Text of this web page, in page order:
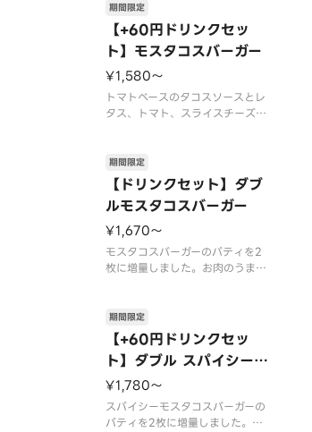
9月上旬頃までの販売予定】※店
舗によっては、期間内に販売を終
了する場合がございます。※チー
ズは工場で加熱加工をしていま
す。※商品には『
【+60円ドリンクセッ
ト】モスタコスバーガー
期間限定
¥1,580〜
トマトベースのタコスソースとレ
タス、トマト、スライスチーズを
ツなどの野菜を加え、数種類のス
パイスを使用し、食欲をそそるソ
ースに仕立てました。【2026年
7月15日（水）〜2026年9月上
旬頃までの販売
【ドリンクセット】ダブ
ルモスタコスバーガー
期間限定
¥1,670〜
モスタコスバーガーのパティを2
枚に増量しました。お肉のうまみ
旬頃までの販売予定】※店舗によ
っては、期間内に販売を終了する
場合がございます。※チーズは工
場で加熱加工をしています。※商
品には『カロリ
【+60円ドリンクセッ
ト】ダブル スパイシーモ
スタコスバーガー
期間限定
¥1,780〜
スパイシーモスタコスバーガーの
パティを2枚に増量しました。お